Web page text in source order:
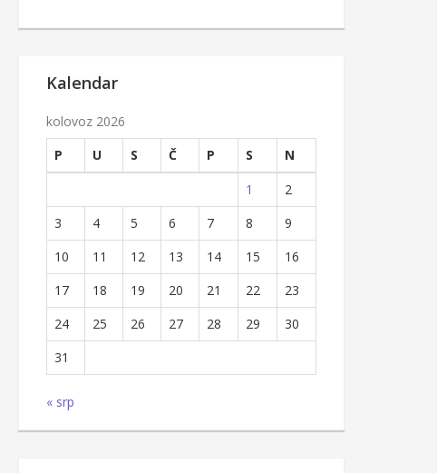
Kalendar
kolovoz 2026
P
U S Č P S
N
1
2
3
4 5 6 7 8
9
10
11 12 13 14 15
16
17
18 19 20 21 22
23
24
25 26 27 28 29
30
31
« srp